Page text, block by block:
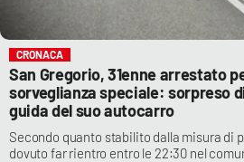
CRONACA
San Gregorio, 31enne arrestato
sorveglianza speciale: sorpreso
guida del suo autocarro
Secondo quanto stabilito dalla misura di
dovuto far rientro entro le 22:30 nel